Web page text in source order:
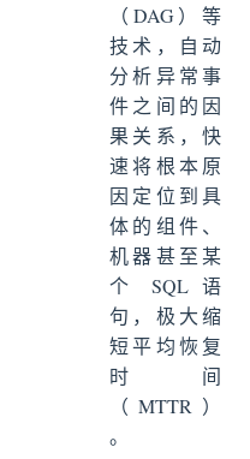
（DAG）等
技术，自动
分析异常事
件之间的因
果关系，快
速将根本原
因定位到具
体的组件、
机器甚至某
个 SQL 语
句，极大缩
短平均恢复
时间
（MTTR）
。